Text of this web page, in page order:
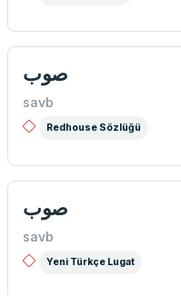
صوب
savb
Redhouse Sözlüğü
صوب
savb
Yeni Türkçe Lugat